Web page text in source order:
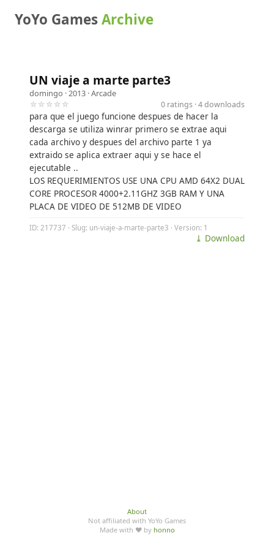
YoYo GamesArchive
UN viaje a marte parte3
domingo · 2013 ·Arcade
☆☆☆☆☆
0 ratings · 4 downloads
para que el juego funcione despues de hacer la
descarga se utiliza winrar primero se extrae aqui
cada archivo y despues del archivo parte 1 ya
extraido se aplica extraer aqui y se hace el
ejecutable ..
LOS REQUERIMIENTOS USE UNA CPU AMD 64X2 DUAL
CORE PROCESOR 4000+2.11GHZ 3GB RAM Y UNA
PLACA DE VIDEO DE 512MB DE VIDEO
ID: 217737 · Slug: un-viaje-a-marte-parte3 · Version: 1
⤓ Download
About
Not affiliated with YoYo Games
Made with ♥ by honno